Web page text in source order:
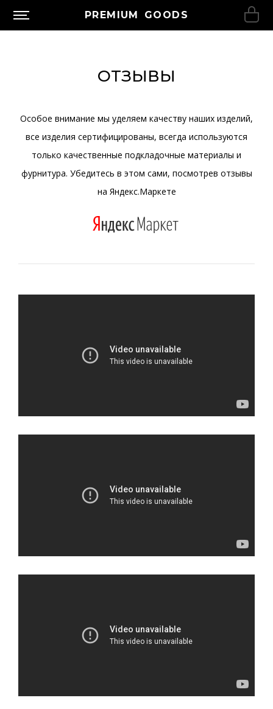
PREMIUM GOODS
ОТЗЫВЫ
Особое внимание мы уделяем качеству наших изделий,
все изделия сертифицированы, всегда используются
только качественные подкладочные материалы и
фурнитура. Убедитесь в этом сами, посмотрев отзывы
на Яндекс.Маркете